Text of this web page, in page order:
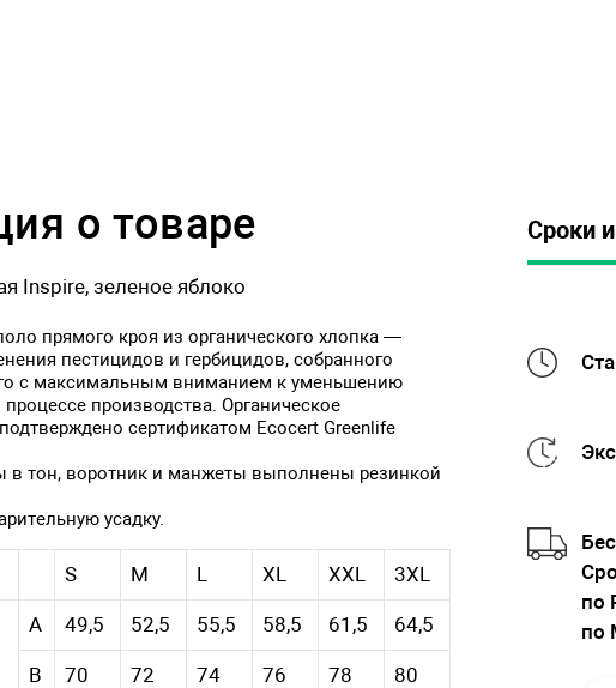
о товаре
Inspire, зеленое яблоко
прямого кроя из органического хлопка —
пестицидов и гербицидов, собранного
с максимальным вниманием к уменьшению
производства. Органическое
сертификатом Ecocert Greenlife
в тон, воротник и манжеты выполнены резинкой
усадку.
S M L XL XXL 3XL
А 49,5 52,5 55,5 58,5 61,5 64,5
В 70 72 74 76 78 80
Сроки
по
по